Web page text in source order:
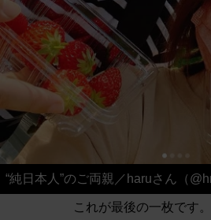
“純日本人”のご両親／haruさん（
これが最後の一枚です